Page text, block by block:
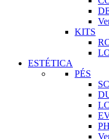
KITS
ESTÉTICA
PÉS